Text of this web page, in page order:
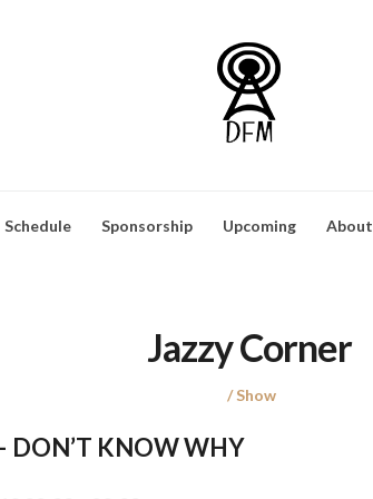
Schedule Sponsorship Upcoming About
Jazzy Corner
Posted
Posted
Show
DON’T KNOW WHY